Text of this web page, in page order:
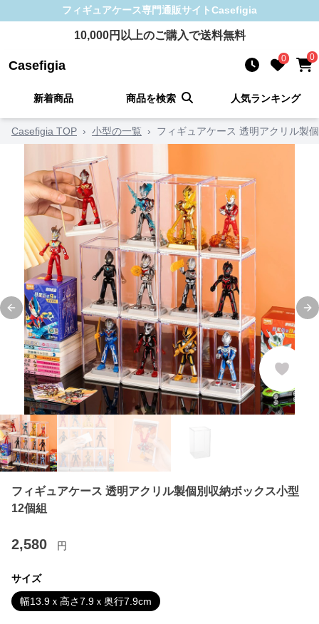
フィギュアケース専門通販サイトCasefigia
10,000円以上のご購入で送料無料
Casefigia 0 0
新着商品 商品を検索 人気ランキング
Casefigia TOP › 小型の一覧 › フィギュアケース 透明アクリル製
Previous slide
フィギュアケース 透明アクリル製個別収納ボックス小型
12個組
2,580 円
サイズ
幅13.9ｘ高さ7.9ｘ奥行7.9cm